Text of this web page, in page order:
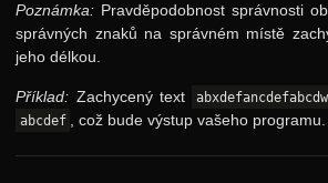
Poznámka: Pravděpodobnost správnosti
správných znaků na správném místě
jeho délkou.
Příklad: Zachycený text
abcdef , což bude výstup vašeho programu.
7. ročník: 94/95
Zadání 1. série